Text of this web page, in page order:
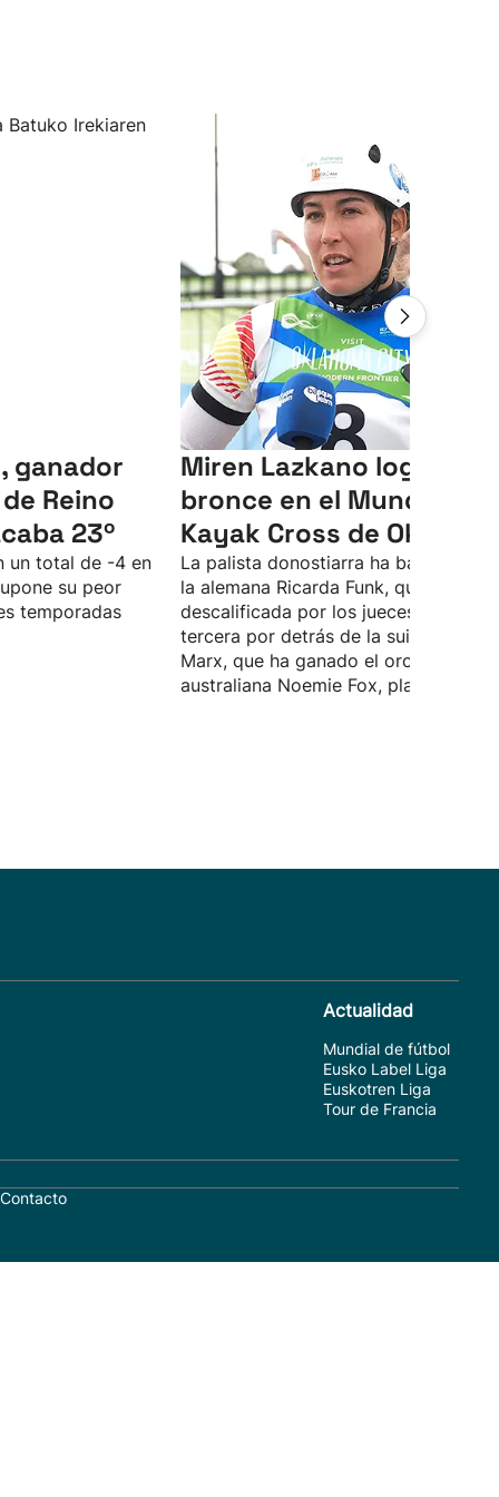
ganador
Reino
23º
un total de -4 en
su peor
temporadas
Miren Lazkano logra el
bronce en el Mundial de
Kayak Cross de
La palista donostiarra ha batallado
la alemana Ricarda Funk, que ha sido
descalificada por los jueces, y
tercera por detrás de la suiza Alena
Marx, que ha ganado el oro, y de la
australiana Noemie Fox, plata.
Actualidad
Mundial de fútbol
Eusko Label Liga
Euskotren Liga
Tour de Francia
Contacto